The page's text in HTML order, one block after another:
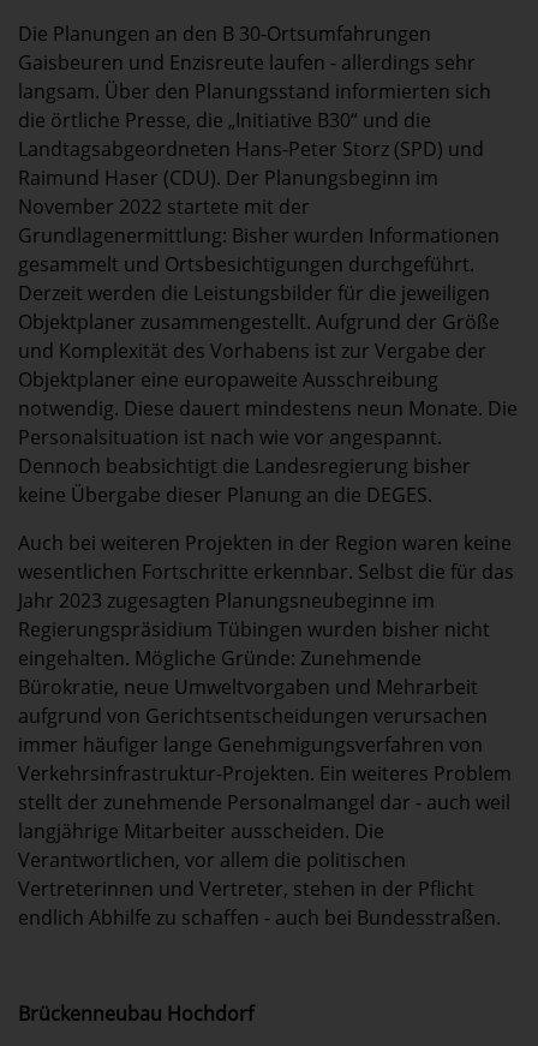
Die Planungen an den B 30-Ortsumfahrungen
Gaisbeuren und Enzisreute laufen - allerdings sehr
langsam. Über den Planungsstand informierten sich
die örtliche Presse, die „Initiative B30“ und die
Landtagsabgeordneten Hans-Peter Storz (SPD) und
Raimund Haser (CDU). Der Planungsbeginn im
November 2022 startete mit der
Grundlagenermittlung: Bisher wurden Informationen
gesammelt und Ortsbesichtigungen durchgeführt.
Derzeit werden die Leistungsbilder für die jeweiligen
Objektplaner zusammengestellt. Aufgrund der Größe
und Komplexität des Vorhabens ist zur Vergabe der
Objektplaner eine europaweite Ausschreibung
notwendig. Diese dauert mindestens neun Monate. Die
Personalsituation ist nach wie vor angespannt.
Dennoch beabsichtigt die Landesregierung bisher
keine Übergabe dieser Planung an die DEGES.
Auch bei weiteren Projekten in der Region waren keine
wesentlichen Fortschritte erkennbar. Selbst die für das
Jahr 2023 zugesagten Planungsneubeginne im
Regierungspräsidium Tübingen wurden bisher nicht
eingehalten. Mögliche Gründe: Zunehmende
Bürokratie, neue Umweltvorgaben und Mehrarbeit
aufgrund von Gerichtsentscheidungen verursachen
immer häufiger lange Genehmigungsverfahren von
Verkehrsinfrastruktur-Projekten. Ein weiteres Problem
stellt der zunehmende Personalmangel dar - auch weil
langjährige Mitarbeiter ausscheiden. Die
Verantwortlichen, vor allem die politischen
Vertreterinnen und Vertreter, stehen in der Pflicht
endlich Abhilfe zu schaffen - auch bei Bundesstraßen.
Brückenneubau Hochdorf